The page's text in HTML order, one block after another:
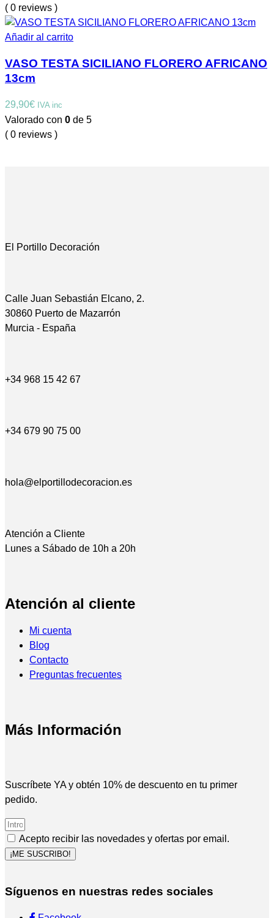
( 0 reviews )
Añadir al carrito
VASO TESTA SICILIANO FLORERO AFRICANO
13cm
29,90€ IVA inc
Valorado con 0 de 5
( 0 reviews )
El Portillo Decoración
Calle Juan Sebastián Elcano, 2.
30860 Puerto de Mazarrón
Murcia - España
+34 968 15 42 67
+34 679 90 75 00
hola@elportillodecoracion.es
Atención a Cliente
Lunes a Sábado de 10h a 20h
Atención al cliente
Mi cuenta
Blog
Contacto
Preguntas frecuentes
Más Información
Suscríbete YA y obtén 10% de descuento en tu primer
pedido.
Acepto recibir las novedades y ofertas por email.
¡ME SUSCRIBO!
Síguenos en nuestras redes sociales